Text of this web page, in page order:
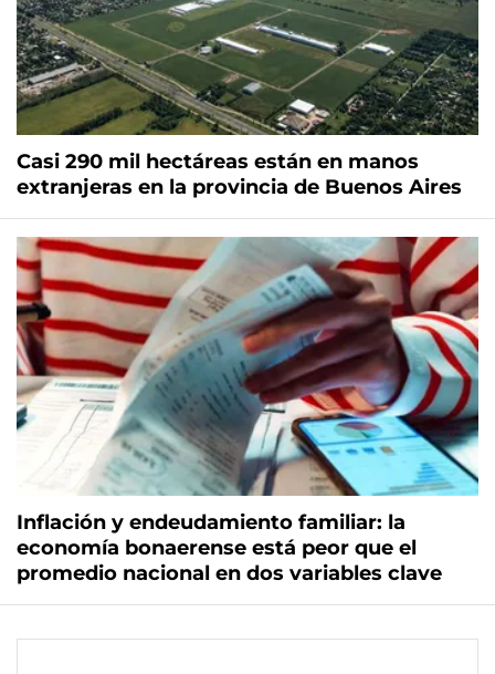
Casi 290 mil hectáreas están en manos
extranjeras en la provincia de Buenos Aires
Inflación y endeudamiento familiar: la
economía bonaerense está peor que el
promedio nacional en dos variables clave